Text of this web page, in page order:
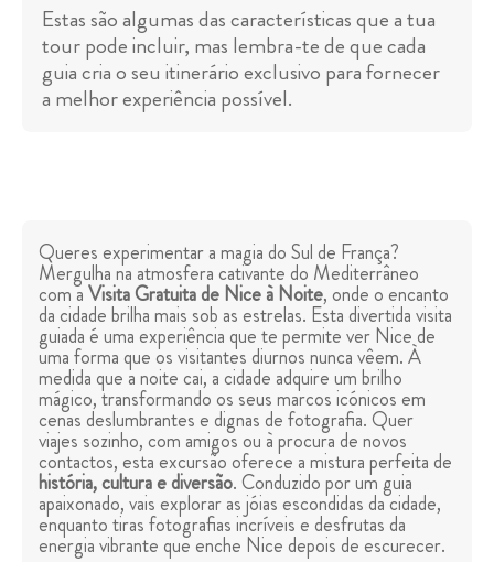
Estas são algumas das características que a tua
tour pode incluir, mas lembra-te de que cada
guia cria o seu itinerário exclusivo para fornecer
a melhor experiência possível.
Queres experimentar a magia do Sul de França?
Mergulha na atmosfera cativante do Mediterrâneo
com aVisita Gratuita de Nice à Noite, onde o encanto
da cidade brilha mais sob as estrelas. Esta divertida visita
guiada é uma experiência que te permite ver Nice de
uma forma que os visitantes diurnos nunca vêem. À
medida que a noite cai, a cidade adquire um brilho
mágico, transformando os seus marcos icónicos em
cenas deslumbrantes e dignas de fotografia. Quer
viajes sozinho, com amigos ou à procura de novos
contactos, esta excursão oferece a mistura perfeita de
história, cultura e diversão. Conduzido por um guia
apaixonado, vais explorar as jóias escondidas da cidade,
enquanto tiras fotografias incríveis e desfrutas da
energia vibrante que enche Nice depois de escurecer.